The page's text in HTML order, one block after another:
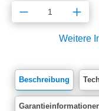
Produkt
Weitere
Beschreibung